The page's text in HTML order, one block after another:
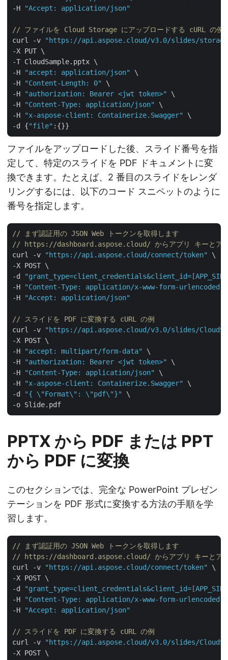
-H
"Accept: application/json"
// ファイルを Cloud Storage にアップロードする cURL の例
curl -v
"https://api.aspose.cloud/v3.0/slides/
-X PUT \
-T CloudSample.pptx \
-H
"accept: application/json"
\
-H
"Content-Length: 0"
\
-H
"authorization: Bearer <jwt token>"
\
-H
"Content-Type: application/json"
\
-H
"x-aspose-client: Containerize.Swagger"
\
-d {"file"
ファイルをアップロードした後、スライド番号を指
定して、特定のスライドを PDF ドキュメントに変
換できます。たとえば、2 番目のスライドをレンダ
リングするには、以下のコード スニペットのように
番号を指定します。
// まず認証用の JSON Web トークンを取得します
// https://dashboard.aspose.cloud/ からアプリ キーとアプ
curl -v
"https://api.aspose.cloud/connect/token"
\
-X POST \
-d
-H
"Content-Type: application/x-www-form-urlencoded"
-H
"Accept: application/json"
// スライドを PDF に変換する cURL の例
curl -v
"https://api.aspose.cloud/v3.0/slides/
-X POST \
-H
"accept: multipart/form-data"
\
-H
"authorization: Bearer <jwt token>"
\
-H
"Content-Type: application/json"
\
-H
"x-aspose-client: Containerize.Swagger"
\
-d
"{ \"Format\": \"pdf\"}"
\
PPTX から PDF または PPT
から PDF に変換
このセクションでは、完全な PowerPoint プレゼン
テーションを PDF 形式に変換する方法の手順を学
習します。
// まず認証用の JSON Web トークンを取得します
// https://dashboard.aspose.cloud/ からアプリ キーとアプ
curl -v
"https://api.aspose.cloud/connect/token"
\
-X POST \
-d
-H
"Content-Type: application/x-www-form-urlencoded"
-H
"Accept: application/json"
// スライドを PDF に変換する cURL の例
curl -v
"https://api.aspose.cloud/v3.0/slides/
-X POST \